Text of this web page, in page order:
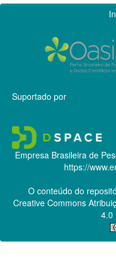
Suportado por
Empresa Brasileira de
https://
O conteúdo do
Creative Commons
4.0